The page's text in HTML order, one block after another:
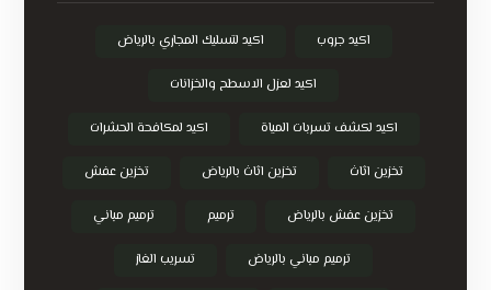
اكيد جروب اكيد لتسليك المجاري بالرياض
اكيد لعزل الاسطح والخزانات
اكيد لكشف تسربات المياة اكيد لمكافحة الحشرات
تخزين اثاث تخزين اثاث بالرياض تخزين عفش
تخزين عفش بالرياض ترميم ترميم مباني
ترميم مباني بالرياض تسريب الغاز